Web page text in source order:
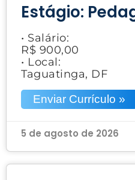
Estágio:
• Salário:
R$ 900,00
• Local:
Taguatinga, DF
Enviar Currículo »
5 de agosto de 2026